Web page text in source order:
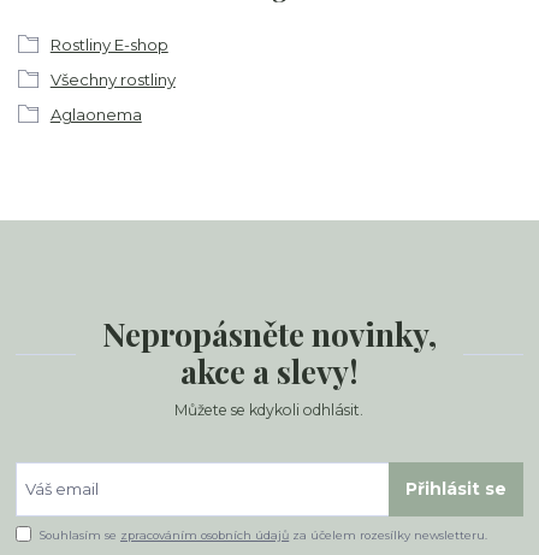
Rostliny E-shop
Všechny rostliny
Aglaonema
Nepropásněte novinky,
akce a slevy!
Můžete se kdykoli odhlásit.
Přihlásit se
Souhlasím se zpracováním osobních údajů za účelem rozesílky newsletteru.